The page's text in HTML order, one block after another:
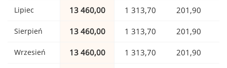
Lipiec 13 460,00 1 313,70 201,90
Sierpień 13 460,00 1 313,70 201,90
Wrzesień 13 460,00 1 313,70 201,90